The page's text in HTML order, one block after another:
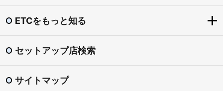
圏央道割引
東海環状自動車道割引
渋滞回避支援 ダイナミックルートガイダンス
ETCマイレージサービス
ETC専用料金所
スマートIC
ETC利用照会サービス
ETCを始める 四輪・二輪
ETCカード
ETC車載器
ETCをもっと知る
ETCをもっと知る
ETCシステム利用規程
セットアップ店検索
サイトマップ